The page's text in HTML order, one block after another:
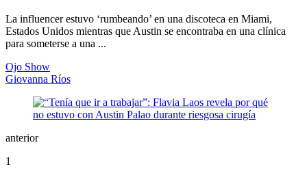
La influencer estuvo ‘rumbeando’ en una discoteca en Miami,
Estados Unidos mientras que Austin se encontraba en una clínica
para someterse a una ...
Ojo Show
Giovanna Ríos
anterior
1